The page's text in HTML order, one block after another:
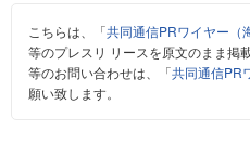
こちらは、「共同通信PRワイヤー（
等のプレスリ リースを原文のまま掲
等のお問い合わせは、「共同通信PR
願い致します。